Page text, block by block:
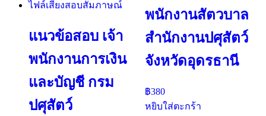
แนวข้อสอบ เจ้า
พนักงานการเงิน
และบัญชี กรม
ปศุสัตว์
พนักงานสัตวบาล
สำนักงานปศุสัตว์
จังหวัดอุดรธานี
฿380
หยิบใส่ตะกร้า